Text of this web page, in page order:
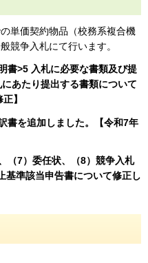
単価契約物品（校務系複合機
競争入札にて行います。
書>5 入札に必要な書類及び提
あたり提出する書類について
】
書を追加しました。【令和7年
（7）委任状、（8）競争入札
基準該当申告書について修正し